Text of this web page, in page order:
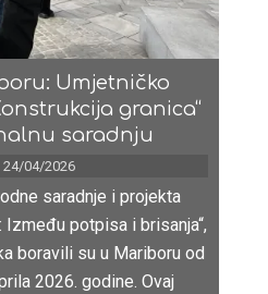
Umjetničko
granica“
saradnju
24/04/2026
saradnje i projekta
Između potpisa i brisanja“,
boravili su u Mariboru od
2026. godine. Ovaj